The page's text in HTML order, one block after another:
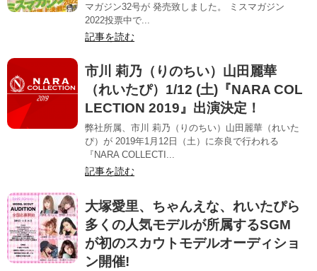
マガジン32号が 発売致しました。 ミスマガジン
2022投票中で...
記事を読む
市川 莉乃（りのちい）山田麗華
（れいたぴ）1/12 (土)『NARA COL
LECTION 2019』出演決定！
弊社所属、市川 莉乃（りのちい）山田麗華（れいた
ぴ）が 2019年1月12日（土）に奈良で行われる
『NARA COLLECTI...
記事を読む
大塚愛里、ちゃんえな、れいたぴら
多くの人気モデルが所属するSGM
が初のスカウトモデルオーディショ
ン開催!